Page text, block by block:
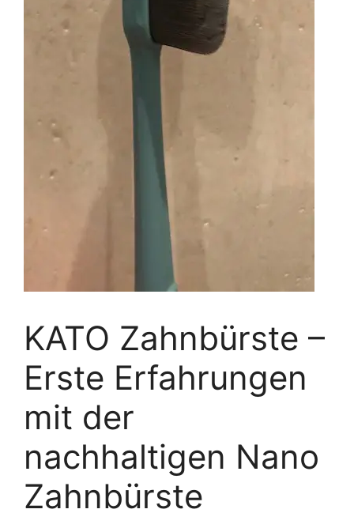
KATO Zahnbürste –
Erste Erfahrungen
mit der
nachhaltigen Nano
Zahnbürste